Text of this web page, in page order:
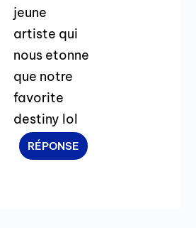
jeune
artiste qui
nous etonne
que notre
favorite
destiny lol
RÉPONSE